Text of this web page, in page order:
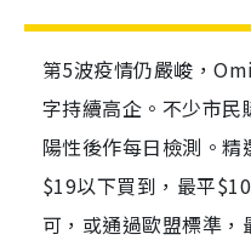
第5波疫情仍嚴峻，
字持續高企。不少市
陽性後作每日檢測。
$19以下買到，最平
可，或通過歐盟標準，